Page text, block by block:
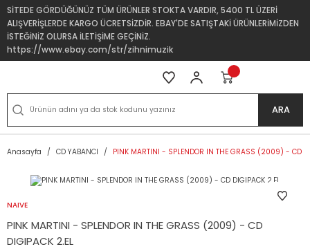
SİTEDE GÖRDÜĞÜNÜZ TÜM ÜRÜNLER STOKTA VARDIR, 5400 TL ÜZERİ
ALIŞVERİŞLERDE KARGO ÜCRETSİZDİR. EBAY'DE SATIŞTAKİ ÜRÜNLERİMİZDEN
İSTEĞİNİZ OLURSA İLETİŞİME GEÇİNİZ.
https://www.ebay.com/str/zihnimuzik
ARA
Anasayfa CD YABANCI PINK MARTINI - SPLENDOR IN THE GRASS (2009) - CD
NAIVE
PINK MARTINI - SPLENDOR IN THE GRASS (2009) - CD
DIGIPACK 2.EL